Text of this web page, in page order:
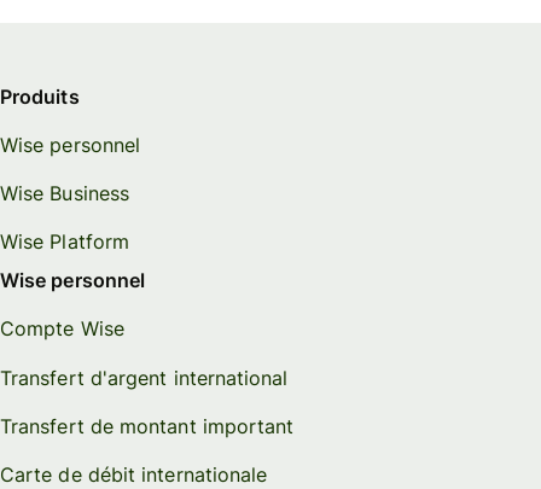
Produits
Wise personnel
Wise Business
Wise Platform
Wise personnel
Compte Wise
Transfert d'argent international
Transfert de montant important
Carte de débit internationale